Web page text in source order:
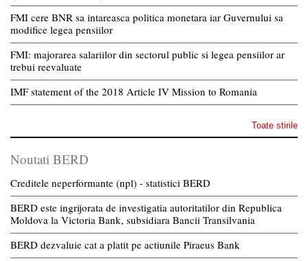
FMI cere BNR sa intareasca politica monetara iar Guvernului sa
modifice legea pensiilor
FMI: majorarea salariilor din sectorul public si legea pensiilor ar
trebui reevaluate
IMF statement of the 2018 Article IV Mission to Romania
Toate stirile
Noutati BERD
Creditele neperformante (npl) - statistici BERD
BERD este ingrijorata de investigatia autoritatilor din Republica
Moldova la Victoria Bank, subsidiara Bancii Transilvania
BERD dezvaluie cat a platit pe actiunile Piraeus Bank